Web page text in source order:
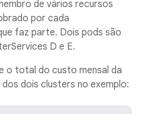
de vários recursos
por cada
faz parte. Dois pods são
D e E.
o total do custo mensal da
dois clusters no exemplo: